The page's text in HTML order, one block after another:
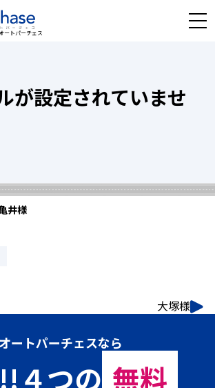
ートパーチェス
が設定されていませ
井様
大塚様
オートパーチェスなら
４つの 無料